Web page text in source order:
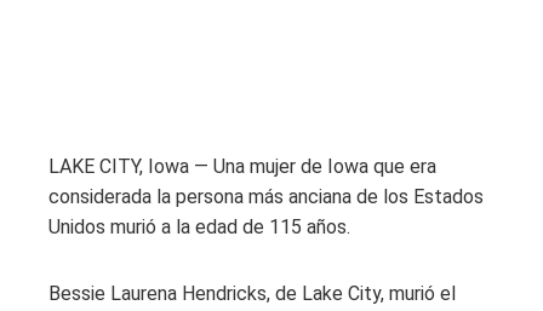
LAKE CITY, Iowa — Una mujer de Iowa que era
considerada la persona más anciana de los Estados
Unidos murió a la edad de 115 años.
Bessie Laurena Hendricks, de Lake City, murió el